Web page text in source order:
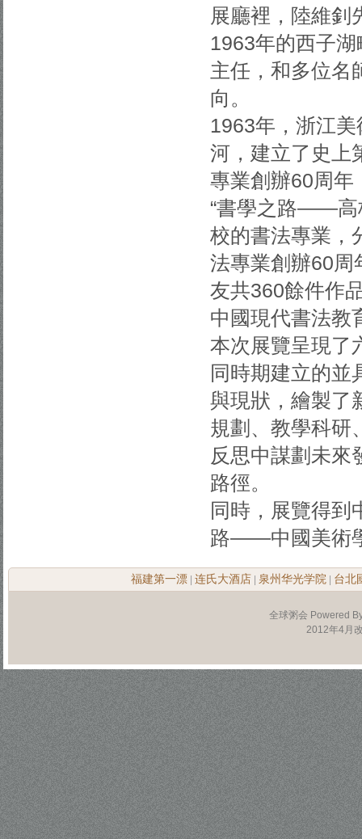
展廳裡，陸維釗
1963年的西子
主任，和多位名
向。
1963年，浙江
河，建立了史上
專業創辦60周年
“書學之路——高
校的書法專業，
法專業創辦60周
友共360餘件作
中國現代書法教
本次展覽呈現了
同時期建立的並
與現狀，繪製了
規劃、教學科研
反思中謀劃未來
路徑。
同時，展覽得到
路——中國美術
福建第一漂 连氏大酒店 泉州华光学院 台北
全球粥会 Powered
2012年4月